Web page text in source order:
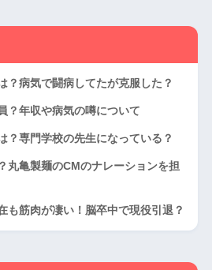
？病気で闘病してたが克服した？
？年収や病気の噂について
？専門学校の先生になっている？
丸亀製麺のCMのナレーションを担
も筋肉が凄い！脳卒中で現役引退？